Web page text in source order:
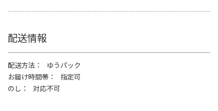
配送情報
配送方法
ゆうパック
お届け時間帯
指定可
のし
対応不可